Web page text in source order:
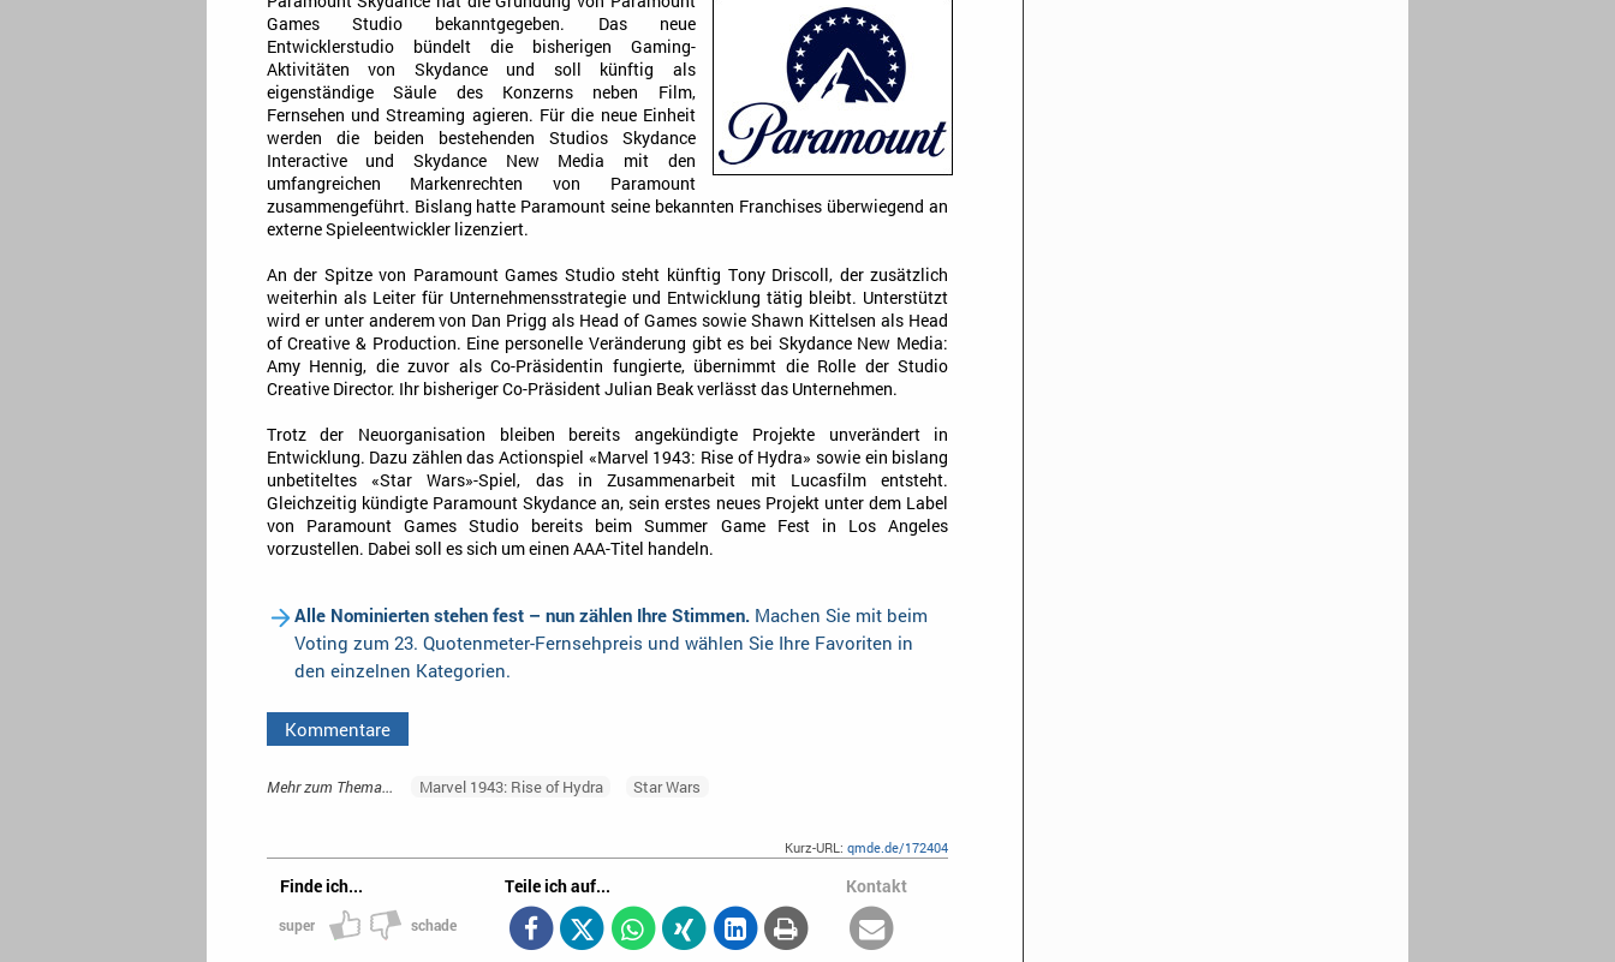
Games Studio bekanntgegeben. Das neue
Entwicklerstudio bündelt die bisherigen Gaming-
Aktivitäten von Skydance und soll künftig als
eigenständige Säule des Konzerns neben Film,
Fernsehen und Streaming agieren. Für die neue Einheit
werden die beiden bestehenden Studios Skydance
Interactive und Skydance New Media mit den
umfangreichen Markenrechten von Paramount
zusammengeführt. Bislang hatte Paramount seine bekannten Franchises überwiegend an
externe Spieleentwickler lizenziert.
An der Spitze von Paramount Games Studio steht künftig Tony Driscoll, der zusätzlich
weiterhin als Leiter für Unternehmensstrategie und Entwicklung tätig bleibt. Unterstützt
wird er unter anderem von Dan Prigg als Head of Games sowie Shawn Kittelsen als Head
of Creative & Production. Eine personelle Veränderung gibt es bei Skydance New Media:
Amy Hennig, die zuvor als Co-Präsidentin fungierte, übernimmt die Rolle der Studio
Creative Director. Ihr bisheriger Co-Präsident Julian Beak verlässt das Unternehmen.
Trotz der Neuorganisation bleiben bereits angekündigte Projekte unverändert in
Entwicklung. Dazu zählen das Actionspiel «Marvel 1943: Rise of Hydra» sowie ein bislang
unbetiteltes «Star Wars»-Spiel, das in Zusammenarbeit mit Lucasfilm entsteht.
Gleichzeitig kündigte Paramount Skydance an, sein erstes neues Projekt unter dem Label
von Paramount Games Studio bereits beim Summer Game Fest in Los Angeles
vorzustellen. Dabei soll es sich um einen AAA-Titel handeln.
Alle Nominierten stehen fest – nun zählen Ihre Stimmen.Machen Sie mit beim
Voting zum 23. Quotenmeter-Fernsehpreis und wählen Sie Ihre Favoriten in
den einzelnen Kategorien.
Kommentare
Mehr zum Thema... Marvel 1943: Rise of Hydra Star Wars
Kurz-URL:qmde.de/172404
Finde ich...
super schade
Teile ich auf... Kontakt